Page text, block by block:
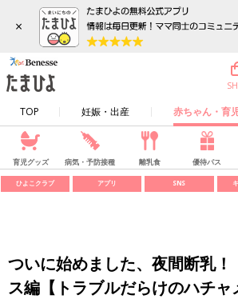
×
TOP 妊娠・出産 赤ちゃん・育
育児グッズ 病気・予防接種 離乳食 優待パス
ひよこクラブ アプリ SNS
ついに始めました、夜間断乳！
ス編【トラブルだらけのハチ